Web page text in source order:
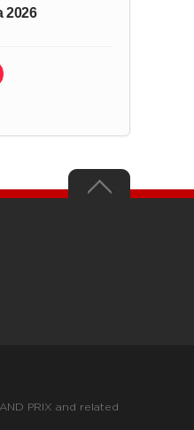
2026
PRIX and related